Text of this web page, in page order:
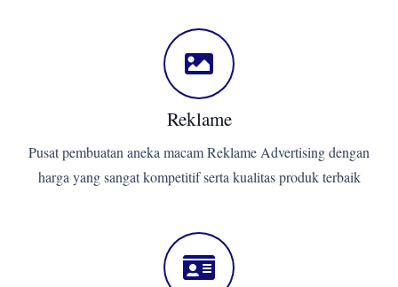
Reklame
Pusat pembuatan aneka macam Reklame Advertising dengan
harga yang sangat kompetitif serta kualitas produk terbaik